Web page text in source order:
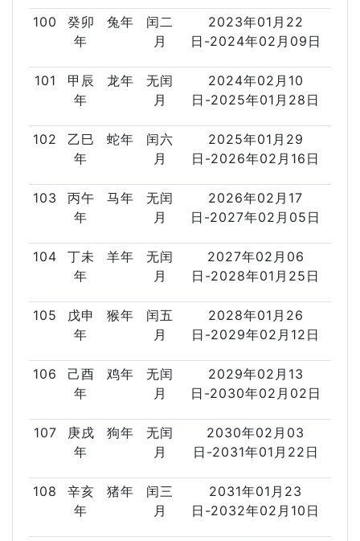
100
癸卯
年
兔年
闰二
月
2023年01月22
日-2024年02月09日
101
甲辰
年
龙年
无闰
月
2024年02月10
日-2025年01月28日
102
乙巳
年
蛇年
闰六
月
2025年01月29
日-2026年02月16日
103
丙午
年
马年
无闰
月
2026年02月17
日-2027年02月05日
104
丁未
年
羊年
无闰
月
2027年02月06
日-2028年01月25日
105
戊申
年
猴年
闰五
月
2028年01月26
日-2029年02月12日
106
己酉
年
鸡年
无闰
月
2029年02月13
日-2030年02月02日
107
庚戌
年
狗年
无闰
月
2030年02月03
日-2031年01月22日
108
辛亥
年
猪年
闰三
月
2031年01月23
日-2032年02月10日